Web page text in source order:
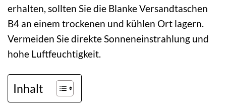
erhalten, sollten Sie die Blanke Versandtaschen
B4 an einem trockenen und kühlen Ort lagern.
Vermeiden Sie direkte Sonneneinstrahlung und
hohe Luftfeuchtigkeit.
Inhalt